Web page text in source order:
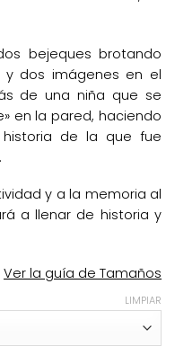
bejeques brotando
y dos imágenes en el
de una niña que se
en la pared, haciendo
de la que fue
y a la memoria al
a llenar de historia y
Ver la guía de Tamaños
LIMPIAR